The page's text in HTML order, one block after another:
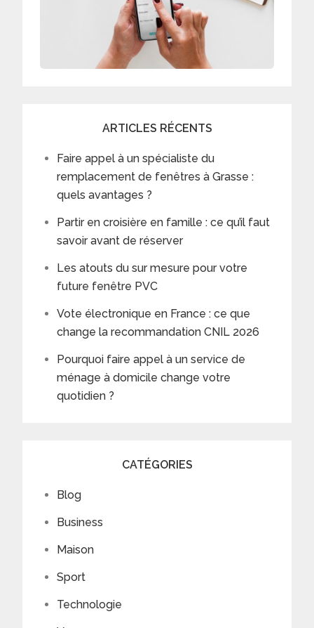
ARTICLES RÉCENTS
Faire appel à un spécialiste du
remplacement de fenêtres à Grasse :
quels avantages ?
Partir en croisière en famille : ce qu’il faut
savoir avant de réserver
Les atouts du sur mesure pour votre
future fenêtre PVC
Vote électronique en France : ce que
change la recommandation CNIL 2026
Pourquoi faire appel à un service de
ménage à domicile change votre
quotidien ?
CATÉGORIES
Blog
Business
Maison
Sport
Technologie